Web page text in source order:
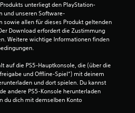
unterliegt den PlayStation-
und unseren Software-
sowie allen für dieses Produkt geltenden
Download erfordert die Zustimmung
Weitere wichtige Informationen finden
auf die PS5-Hauptkonsole, die (über die
und Offline-Spiel“) mit deinem
und dort spielen. Du kannst
andere PS5-Konsole herunterladen
du dich mit demselben Konto